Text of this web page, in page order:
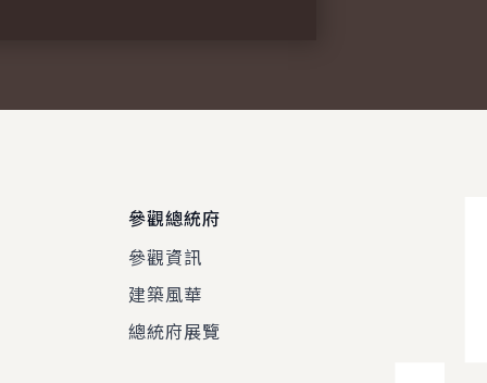
參觀總統府
參觀資訊
建築風華
總統府展覽